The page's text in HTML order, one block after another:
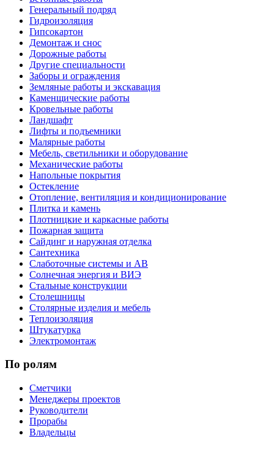
Генеральный подряд
Гидроизоляция
Гипсокартон
Демонтаж и снос
Дорожные работы
Другие специальности
Заборы и ограждения
Земляные работы и экскавация
Каменщические работы
Кровельные работы
Ландшафт
Лифты и подъемники
Малярные работы
Мебель, светильники и оборудование
Механические работы
Напольные покрытия
Остекление
Отопление, вентиляция и кондиционирование
Плитка и камень
Плотницкие и каркасные работы
Пожарная защита
Сайдинг и наружная отделка
Сантехника
Слаботочные системы и АВ
Солнечная энергия и ВИЭ
Стальные конструкции
Столешницы
Столярные изделия и мебель
Теплоизоляция
Штукатурка
Электромонтаж
По ролям
Сметчики
Менеджеры проектов
Руководители
Прорабы
Владельцы